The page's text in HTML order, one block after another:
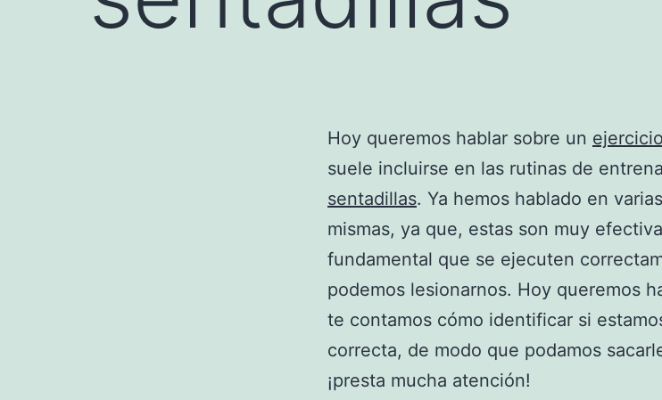
Hoy queremos hablar sobre un ejercicio
suele incluirse en las rutinas de
sentadillas. Ya hemos hablado en
mismas, ya que, estas son muy
fundamental que se ejecuten
podemos lesionarnos. Hoy queremos
te contamos cómo identificar si
correcta, de modo que podamos
¡presta mucha atención!